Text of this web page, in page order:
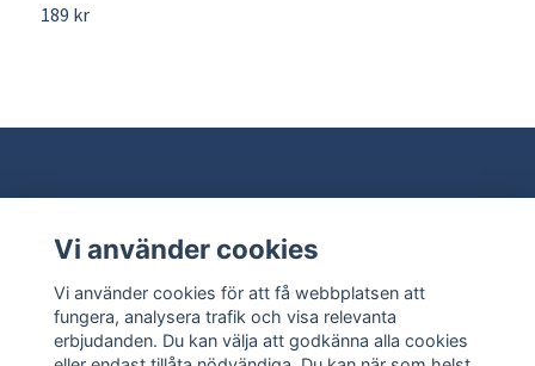
189 kr
Behöver du hjälp?
Läs mer
Vi använder cookies
Vi använder cookies för att få webbplatsen att
fungera, analysera trafik och visa relevanta
erbjudanden. Du kan välja att godkänna alla cookies